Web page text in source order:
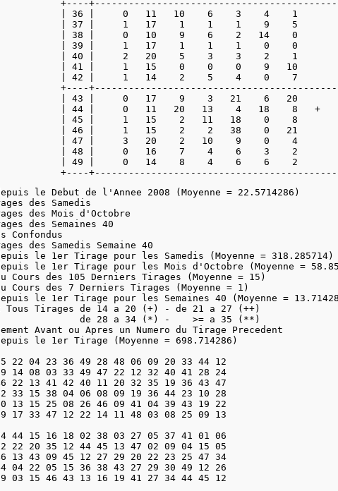
+----
| 36 |     0   11   10    6    3    4    1
| 37 |     1   17    1    1    1    9    5
| 38 |     0   10    9    6    2   14    0
| 39 |     1   17    1    1    1    0    0
| 40 |     2   20    5    3    3    2    1
| 41 |     1   15    0    0    0    9   10
| 42 |     1   14    2    5    4    0    7
+----
| 43 |     0   17    9    3   21    6   20
| 44 |     0   11   20   13    4   18    8   +
| 45 |     1   15    2   11   18    0    8
| 46 |     1   15    2    2   38    0   21
| 47 |     3   20    2   10    9    0    4
| 48 |     0   16    7    4    6    3    2
| 49 |     0   14    8    4    6    6    2
+----
le Debut de l'Annee 2008 (Moyenne = 22.5714286)
des Samedis
des Mois d'Octobre
des Semaines 40
Confondus
des Samedis Semaine 40
le 1er Tirage pour les Samedis (Moyenne = 318.285714)
le 1er Tirage pour les Mois d'Octobre (Moyenne =
Cours des 105 Derniers Tirages (Moyenne = 15)
Cours des 7 Derniers Tirages (Moyenne = 1)
le 1er Tirage pour les Semaines 40 (Moyenne =
Tous Tirages de 14 a 20 (+) - de 21 a 27 (++)
de 28 a 34 (*) -    >= a 35 (**)
Avant ou Apres un Numero du Tirage Precedent
le 1er Tirage (Moyenne = 698.714286)
22 04 23 36 49 28 48 06 09 20 33 44 12
14 08 03 33 49 47 22 12 32 40 41 28 24
22 13 41 42 40 11 20 32 35 19 36 43 47
33 15 38 04 06 08 09 19 36 44 23 10 28
13 15 25 08 26 46 09 41 04 39 43 19 22
17 33 47 12 22 14 11 48 03 08 25 09 13
44 15 16 18 02 38 03 27 05 37 41 01 06
22 20 35 12 44 45 13 47 02 09 04 15 05
13 43 09 45 12 27 29 20 22 23 25 47 34
04 22 05 15 36 38 43 27 29 30 49 12 26
03 15 46 43 13 16 19 41 27 34 44 45 12